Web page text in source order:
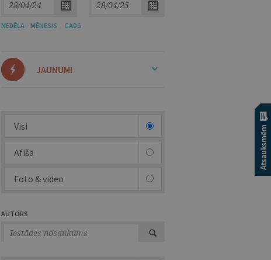
NEDĒĻA MĒNESIS GADS
JAUNUMI
Visi
Afiša
Foto & video
AUTORS